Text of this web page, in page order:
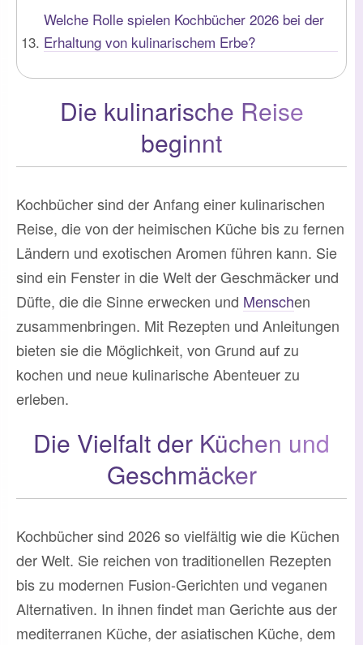
Welche Rolle spielen Kochbücher 2026 bei der
Erhaltung von kulinarischem Erbe?
Die kulinarische Reise
beginnt
Kochbücher sind der Anfang einer kulinarischen
Reise, die von der heimischen Küche bis zu fernen
Ländern und exotischen Aromen führen kann. Sie
sind ein Fenster in die Welt der Geschmäcker und
Düfte, die die Sinne erwecken und Menschen
zusammenbringen. Mit Rezepten und Anleitungen
bieten sie die Möglichkeit, von Grund auf zu
kochen und neue kulinarische Abenteuer zu
erleben.
Die Vielfalt der Küchen und
Geschmäcker
Kochbücher sind 2026 so vielfältig wie die Küchen
der Welt. Sie reichen von traditionellen Rezepten
bis zu modernen Fusion-Gerichten und veganen
Alternativen. In ihnen findet man Gerichte aus der
mediterranen Küche, der asiatischen Küche, dem